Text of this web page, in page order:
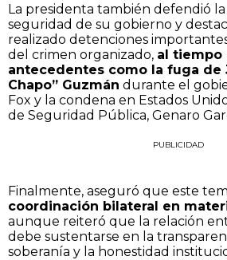
La presidenta también defendió
seguridad de su gobierno y
realizado detenciones
del crimen organizado, al tiempo
antecedentes como la fuga de
Chapo” Guzmán durante el
Fox y la condena en Estados
de Seguridad Pública, Genaro
PUBLICIDAD
Finalmente, aseguró que este
coordinación bilateral en
aunque reiteró que la relación
debe sustentarse en la
soberanía y la honestidad